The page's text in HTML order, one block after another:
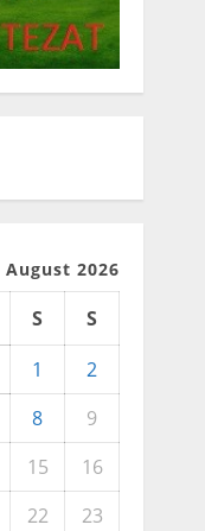
August 2026
S
S
1
2
8
9
15
16
22
23